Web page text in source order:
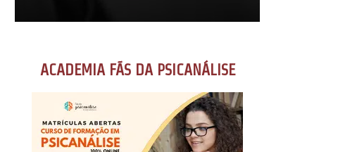
ACADEMIA FÃS DA PSICANÁLISE